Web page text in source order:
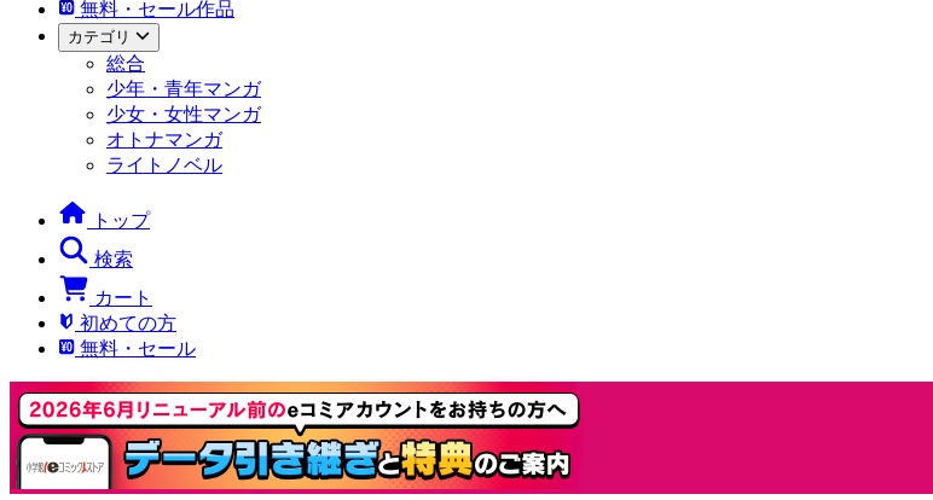
無料・セール作品
カテゴリ
総合
少年・青年マンガ
少女・女性マンガ
オトナマンガ
ライトノベル
トップ
検索
カート
初めての方
無料・セール